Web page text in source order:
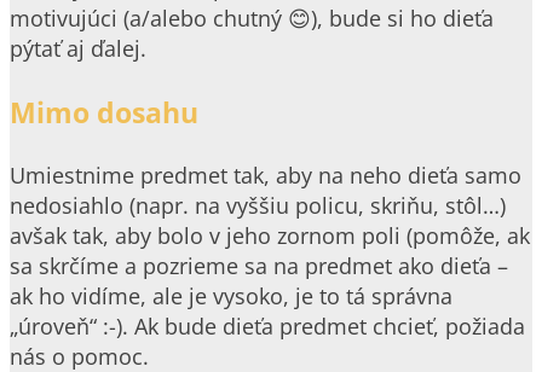
motivujúci (a/alebo chutný 😊), bude si ho dieťa
pýtať aj ďalej.
Mimo dosahu
Umiestnime predmet tak, aby na neho dieťa samo
nedosiahlo (napr. na vyššiu policu, skriňu, stôl…)
avšak tak, aby bolo v jeho zornom poli (pomôže, ak
sa skrčíme a pozrieme sa na predmet ako dieťa –
ak ho vidíme, ale je vysoko, je to tá správna
„úroveň“ :-). Ak bude dieťa predmet chcieť, požiada
nás o pomoc.